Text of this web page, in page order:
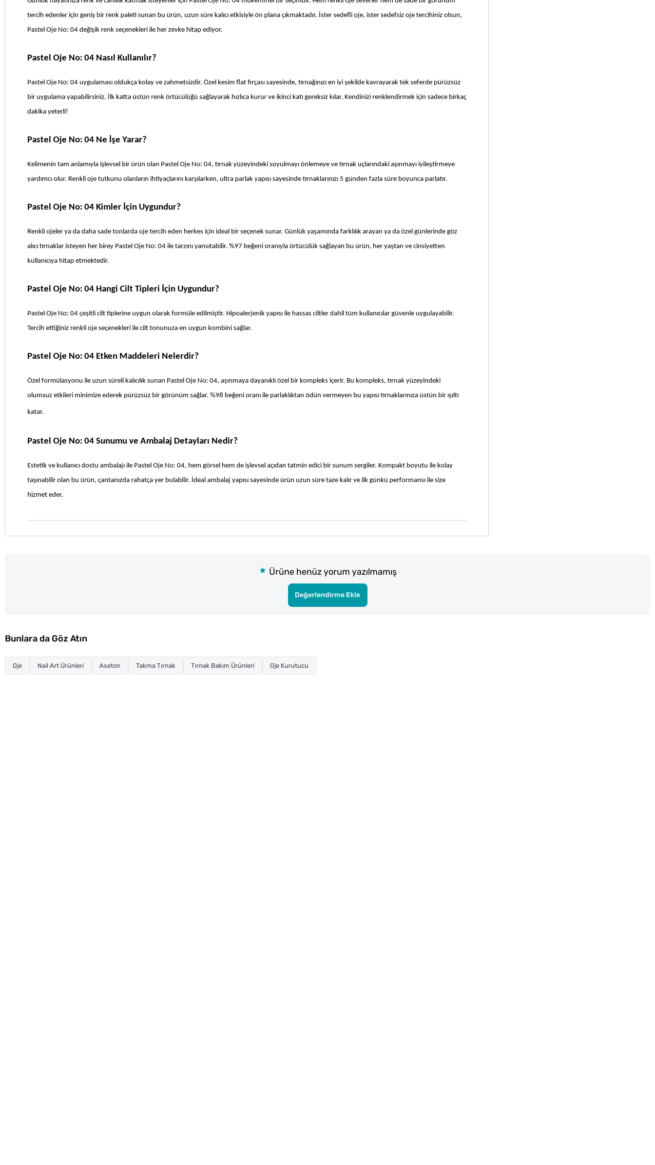
tercih edenler için geniş bir renk paleti sunan bu ürün, uzun süre kalıcı etkisiyle ön plana çıkmaktadır. İster sedefli oje, ister sedefsiz oje tercihiniz olsun,
Pastel Oje No: 04 değişik renk seçenekleri ile her zevke hitap ediyor.
Pastel Oje No: 04 Nasıl Kullanılır?
Pastel Oje No: 04 uygulaması oldukça kolay ve zahmetsizdir. Özel kesim flat fırçası sayesinde, tırnağınızı en iyi şekilde kavrayarak tek seferde pürüzsüz
bir uygulama yapabilirsiniz. İlk katta üstün renk örtücülüğü sağlayarak hızlıca kurur ve ikinci katı gereksiz kılar. Kendinizi renklendirmek için sadece birkaç
dakika yeterli!
Pastel Oje No: 04 Ne İşe Yarar?
Kelimenin tam anlamıyla işlevsel bir ürün olan Pastel Oje No: 04, tırnak yüzeyindeki soyulmayı önlemeye ve tırnak uçlarındaki aşınmayı iyileştirmeye
yardımcı olur. Renkli oje tutkunu olanların ihtiyaçlarını karşılarken, ultra parlak yapısı sayesinde tırnaklarınızı 5 günden fazla süre boyunca parlatır.
Pastel Oje No: 04 Kimler İçin Uygundur?
Renkli ojeler ya da daha sade tonlarda oje tercih eden herkes için ideal bir seçenek sunar. Günlük yaşamında farklılık arayan ya da özel günlerinde göz
alıcı tırnaklar isteyen her birey Pastel Oje No: 04 ile tarzını yansıtabilir. %97 beğeni oranıyla örtücülük sağlayan bu ürün, her yaştan ve cinsiyetten
kullanıcıya hitap etmektedir.
Pastel Oje No: 04 Hangi Cilt Tipleri İçin Uygundur?
Pastel Oje No: 04 çeşitli cilt tiplerine uygun olarak formüle edilmiştir. Hipoalerjenik yapısı ile hassas ciltler dahil tüm kullanıcılar güvenle uygulayabilir.
Tercih ettiğiniz renkli oje seçenekleri ile cilt tonunuza en uygun kombini sağlar.
Pastel Oje No: 04 Etken Maddeleri Nelerdir?
Özel formülasyonu ile uzun süreli kalıcılık sunan Pastel Oje No: 04, aşınmaya dayanıklı özel bir kompleks içerir. Bu kompleks, tırnak yüzeyindeki
olumsuz etkileri minimize ederek pürüzsüz bir görünüm sağlar. %98 beğeni oranı ile parlaklıktan ödün vermeyen bu yapısı tırnaklarınıza üstün bir ışıltı
katar.
Pastel Oje No: 04 Sunumu ve Ambalaj Detayları Nedir?
Estetik ve kullanıcı dostu ambalajı ile Pastel Oje No: 04, hem görsel hem de işlevsel açıdan tatmin edici bir sunum sergiler. Kompakt boyutu ile kolay
taşınabilir olan bu ürün, çantanızda rahatça yer bulabilir. İdeal ambalaj yapısı sayesinde ürün uzun süre taze kalır ve ilk günkü performansı ile size
hizmet eder.
Ürüne henüz yorum yazılmamış
Değerlendirme Ekle
Bunlara da Göz Atın
Oje Nail Art Ürünleri Aseton Takma Tırnak Tırnak Bakım Ürünleri Oje Kurutucu